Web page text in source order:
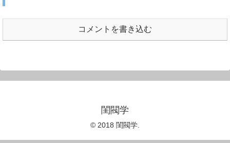
コメントを書き込む
閨閥学
© 2018 閨閥学.